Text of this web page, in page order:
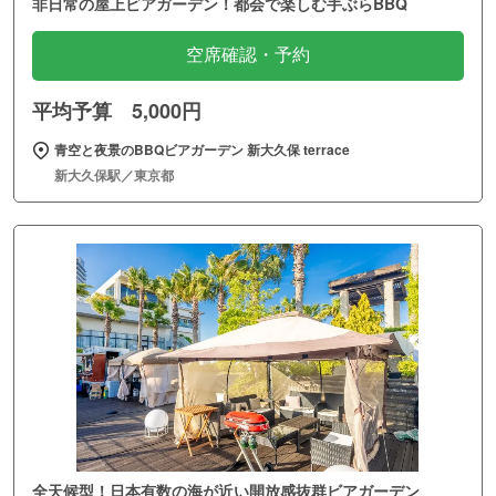
空席確認・予約
平均予算 5,000円
青空と夜景のBBQビアガーデン 新大久保 terrace
新大久保駅／東京都
全天候型！日本有数の海が近い開放感抜群ビアガーデン